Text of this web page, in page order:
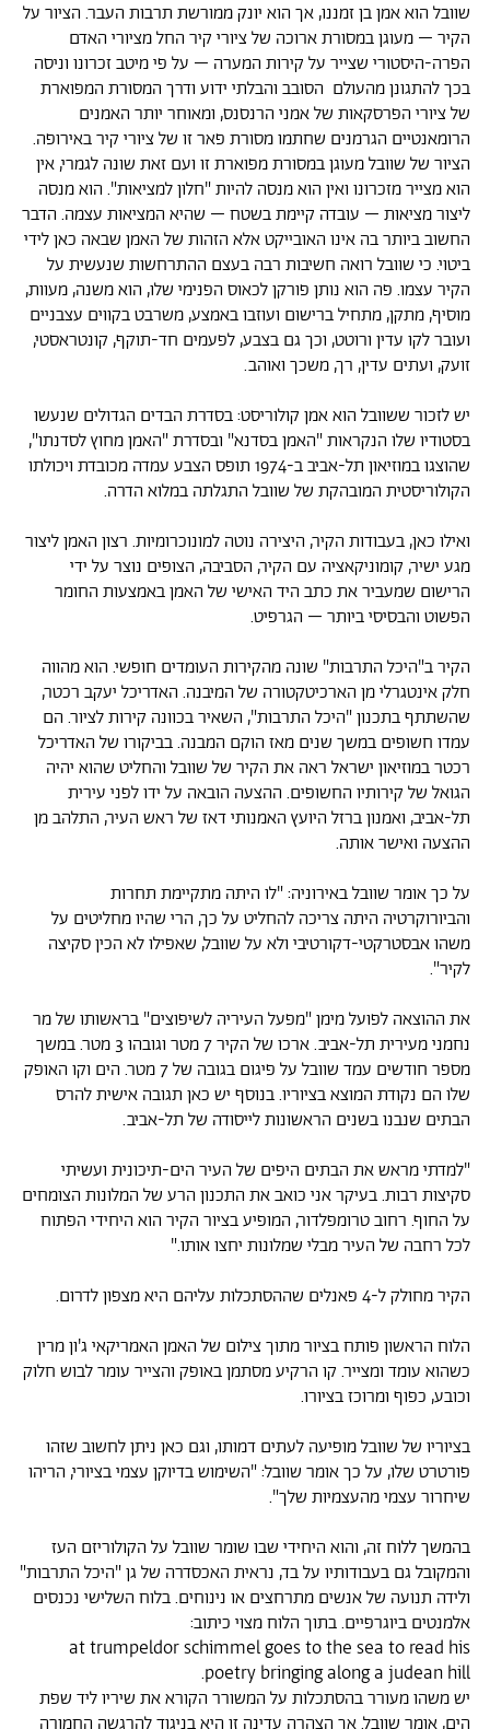
שוובל הוא אמן בן זמננו, אך הוא יונק ממורשת תרבות העבר. הציור על
הקיר – מעוגן במסורת ארוכה של ציורי קיר החל מציורי האדם
הפרה-היסטורי שצייר על קירות המערה – על פי מיטב זכרונו וניסה
בכך להתגונן מהעולם הסובב והבלתי ידוע ודרך המסורת המפוארת
של ציורי הפרסקאות של אמני הרנסנס, ומאוחר יותר האמנים
הרומאנטיים הגרמנים שחתמו מסורת פאר זו של ציורי קיר באירופה.
הציור של שוובל מעוגן במסורת מפוארת זו ועם זאת שונה לגמרי, אין
הוא מצייר מזכרונו ואין הוא מנסה להיות "חלון למציאות". הוא מנסה
ליצור מציאות – עובדה קיימת בשטח – שהיא המציאות עצמה. הדבר
החשוב ביותר בה אינו האובייקט אלא הזהות של האמן שבאה כאן לידי
ביטוי. כי שוובל רואה חשיבות רבה בעצם ההתרחשות שנעשית על
הקיר עצמו. פה הוא נותן פורקן לכאוס הפנימי שלו, הוא משנה, מעוות,
מוסיף, מתקן, מתחיל ברישום ועוזבו באמצע, משרבט בקווים עצבניים
ועובר לקו עדין ורוטט, וכך גם בצבע, לפעמים חד-תוקף, קונטראסטי,
זועק, ועתים עדין, רך, משכך ואוהב.
יש לזכור ששוובל הוא אמן קולוריסט: בסדרת הבדים הגדולים שנעשו
בסטודיו שלו הנקראות "האמן בסדנא" ובסדרת "האמן מחוץ לסדנתו",
שהוצגו במוזיאון תל-אביב ב-1974 תופס הצבע עמדה מכובדת ויכולתו
הקולוריסטית המובהקת של שוובל התגלתה במלוא הדרה.
ואילו כאן, בעבודות הקיר, היצירה נוטה למונוכרומיות. רצון האמן ליצור
מגע ישיר, קומוניקאציה עם הקיר, הסביבה, הצופים נוצר על ידי
הרישום שמעביר את כתב היד האישי של האמן באמצעות החומר
הפשוט והבסיסי ביותר – הגרפיט.
הקיר ב"היכל התרבות" שונה מהקירות העומדים חופשי. הוא מהווה
חלק אינטגרלי מן הארכיטקטורה של המיבנה. האדריכל יעקב רכטר,
שהשתתף בתכנון "היכל התרבות", השאיר בכוונה קירות לציור. הם
עמדו חשופים במשך שנים מאז הוקם המבנה. בביקורו של האדריכל
רכטר במוזיאון ישראל ראה את הקיר של שוובל והחליט שהוא יהיה
הגואל של קירותיו החשופים. ההצעה הובאה על ידו לפני עירית
תל-אביב, ואמנון ברזל היועץ האמנותי דאז של ראש העיר, התלהב מן
ההצעה ואישר אותה.
על כך אומר שוובל באירוניה: "לו היתה מתקיימת תחרות
והביורוקרטיה היתה צריכה להחליט על כך, הרי שהיו מחליטים על
משהו אבסטרקטי-דקורטיבי ולא על שוובל, שאפילו לא הכין סקיצה
לקיר".
את ההוצאה לפועל מימן "מפעל העיריה לשיפוצים" בראשותו של מר
נחמני מעירית תל-אביב. ארכו של הקיר 7 מטר וגובהו 3 מטר. במשך
מספר חודשים עמד שוובל על פיגום בגובה של 7 מטר. הים וקו האופק
שלו הם נקודת המוצא בציוריו. בנוסף יש כאן תגובה אישית להרס
הבתים שנבנו בשנים הראשונות לייסודה של תל-אביב.
"למדתי מראש את הבתים היפים של העיר הים-תיכונית ועשיתי
סקיצות רבות. בעיקר אני כואב את התכנון הרע של המלונות הצומחים
על החוף. רחוב טרומפלדור, המופיע בציור הקיר הוא היחידי הפתוח
לכל רחבה של העיר מבלי שמלונות יחצו אותו."
הקיר מחולק ל-4 פאנלים שההסתכלות עליהם היא מצפון לדרום.
הלוח הראשון פותח בציור מתוך צילום של האמן האמריקאי ג'ון מרין
כשהוא עומד ומצייר. קו הרקיע מסתמן באופק והצייר עומר לבוש חלוק
וכובע, כפוף ומרוכז בציורו.
בציוריו של שוובל מופיעה לעתים דמותו, וגם כאן ניתן לחשוב שזהו
פורטרט שלו, על כך אומר שוובל: "השימוש בדיוקן עצמי בציורי, הריהו
שיחרור עצמי מהעצמיות שלך".
בהמשך ללוח זה, והוא היחידי שבו שומר שוובל על הקולוריזם העז
והמקובל גם בעבודותיו על בד, נראית האכסדרה של גן "היכל התרבות"
ולידה תנועה של אנשים מתרחצים או נינוחים. בלוח השלישי נכנסים
אלמנטים ביוגרפיים. בתוך הלוח מצוי כיתוב:
at trumpeldor schimmel goes to the sea to read his
poetry bringing along a judean hill.
יש משהו מעורר בהסתכלות על המשורר הקורא את שיריו ליד שפת